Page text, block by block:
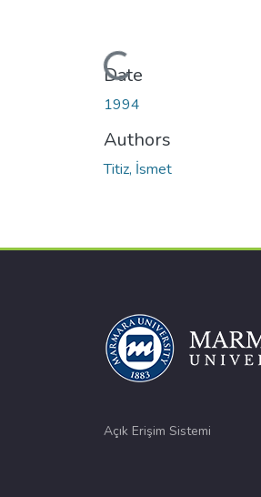
Loading...
Date
1994
Authors
Titiz, İsmet
Açık Erişim Sistemi